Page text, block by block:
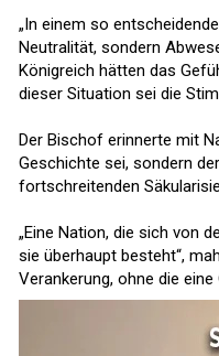
„In einem so
Neutralität, sondern
Königreich hätten das
dieser Situation sei die
Der Bischof erinnerte mit
Geschichte sei, sondern
fortschreitenden
„Eine Nation, die sich von
sie überhaupt besteht“,
Verankerung, ohne die